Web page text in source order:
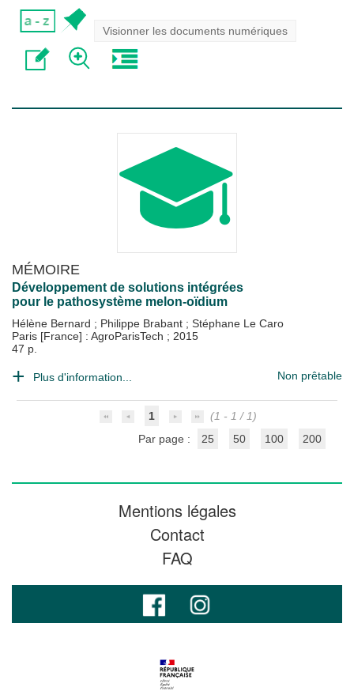
Visionner les documents numériques
MÉMOIRE
Développement de solutions intégrées
pour le pathosystème melon-oïdium
Hélène Bernard ; Philippe Brabant ; Stéphane Le Caro
Paris [France] : AgroParisTech ; 2015
47 p.
Plus d'information... Non prêtable
1
(1 - 1 / 1)
Par page :
25 50 100 200
Mentions légales
Contact
FAQ